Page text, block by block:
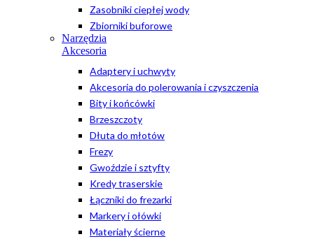
Zasobniki ciepłej wody
Zbiorniki buforowe
Narzędzia
Akcesoria
Adaptery i uchwyty
Akcesoria do polerowania i czyszczenia
Bity i końcówki
Brzeszczoty
Dłuta do młotów
Frezy
Gwoździe i sztyfty
Kredy traserskie
Łączniki do frezarki
Markery i ołówki
Materiały ścierne